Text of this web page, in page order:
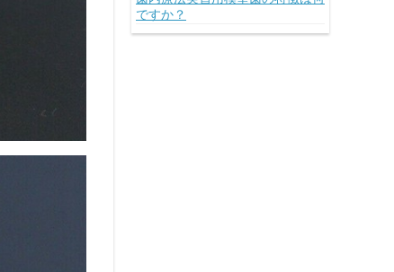
ですか？